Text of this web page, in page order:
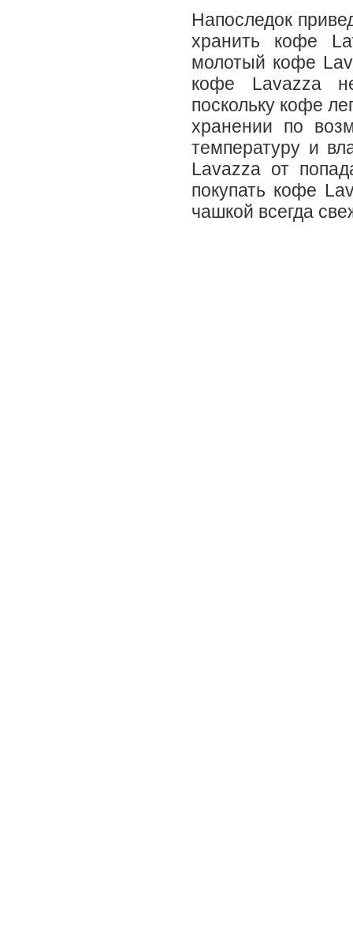
Напоследок
хранить кофе
молотый кофе
кофе Lavazza
поскольку кофе
хранении по
температуру и
Lavazza от
покупать кофе
чашкой всегда